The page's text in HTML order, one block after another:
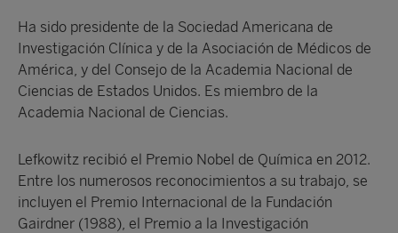
Ha sido presidente de la Sociedad Americana de
Investigación Clínica y de la Asociación de Médicos de
América, y del Consejo de la Academia Nacional de
Ciencias de Estados Unidos. Es miembro de la
Academia Nacional de Ciencias.
Lefkowitz recibió el Premio Nobel de Química en 2012.
Entre los numerosos reconocimientos a su trabajo, se
incluyen el Premio Internacional de la Fundación
Gairdner (1988), el Premio a la Investigación